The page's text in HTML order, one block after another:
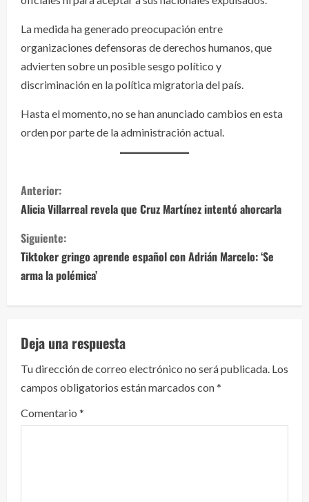
La medida ha generado preocupación entre
organizaciones defensoras de derechos humanos, que
advierten sobre un posible sesgo político y
discriminación en la política migratoria del país.
Hasta el momento, no se han anunciado cambios en esta
orden por parte de la administración actual.
S
i
g
u
e
l
e
y
e
Anterior:
Alicia Villarreal revela que Cruz Martínez intentó ahorcarla
Siguiente:
Tiktoker gringo aprende español con Adrián Marcelo: ‘Se
arma la polémica’
Deja una respuesta
Tu dirección de correo electrónico no será publicada. Los
campos obligatorios están marcados con*
Comentario *